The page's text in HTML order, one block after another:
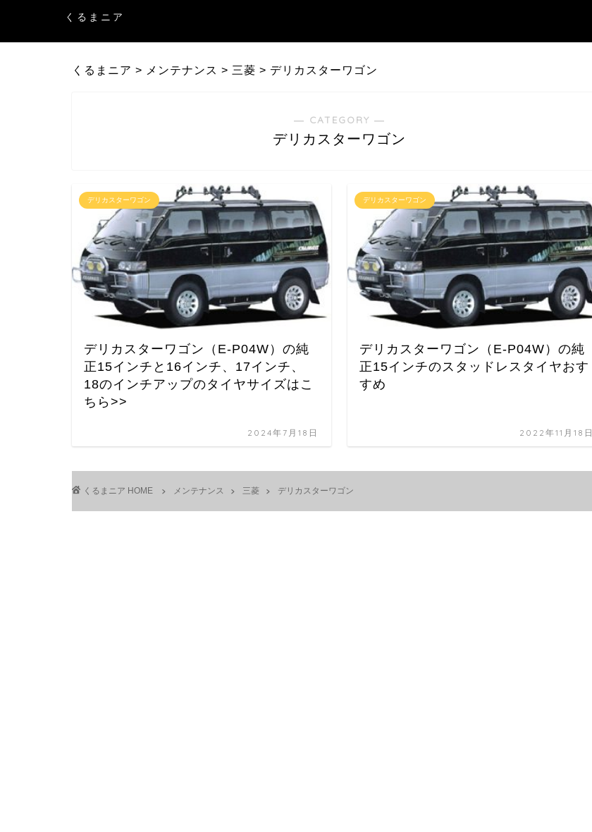
くるまニア
くるまニア > メンテナンス > 三菱 > デリカスターワゴン
― CATEGORY ―
デリカスターワゴン
デリカスターワゴン
デリカスターワゴン（E-P04W）の純
正15インチと16インチ、17インチ、
18のインチアップのタイヤサイズはこ
ちら>>
2024年7月18日
デリカスターワゴン
デリカスターワゴン（E-P04W）の純
正15インチのスタッドレスタイヤおす
すめ
2022年11月18日
HOME メンテナンス 三菱 デリカスターワゴン